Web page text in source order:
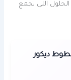
اللي تجمع
على أفضل 10 خطوط ديكور